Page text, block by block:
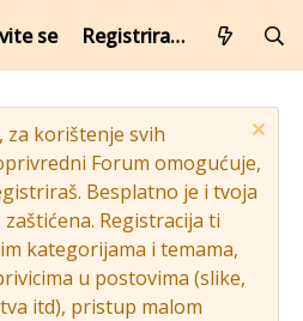
se Registrirajte se
korištenje svih
Forum omogućuje,
Besplatno je i tvoja
Registracija ti
kategorijama i temama,
u postovima (slike,
itd), pristup malom